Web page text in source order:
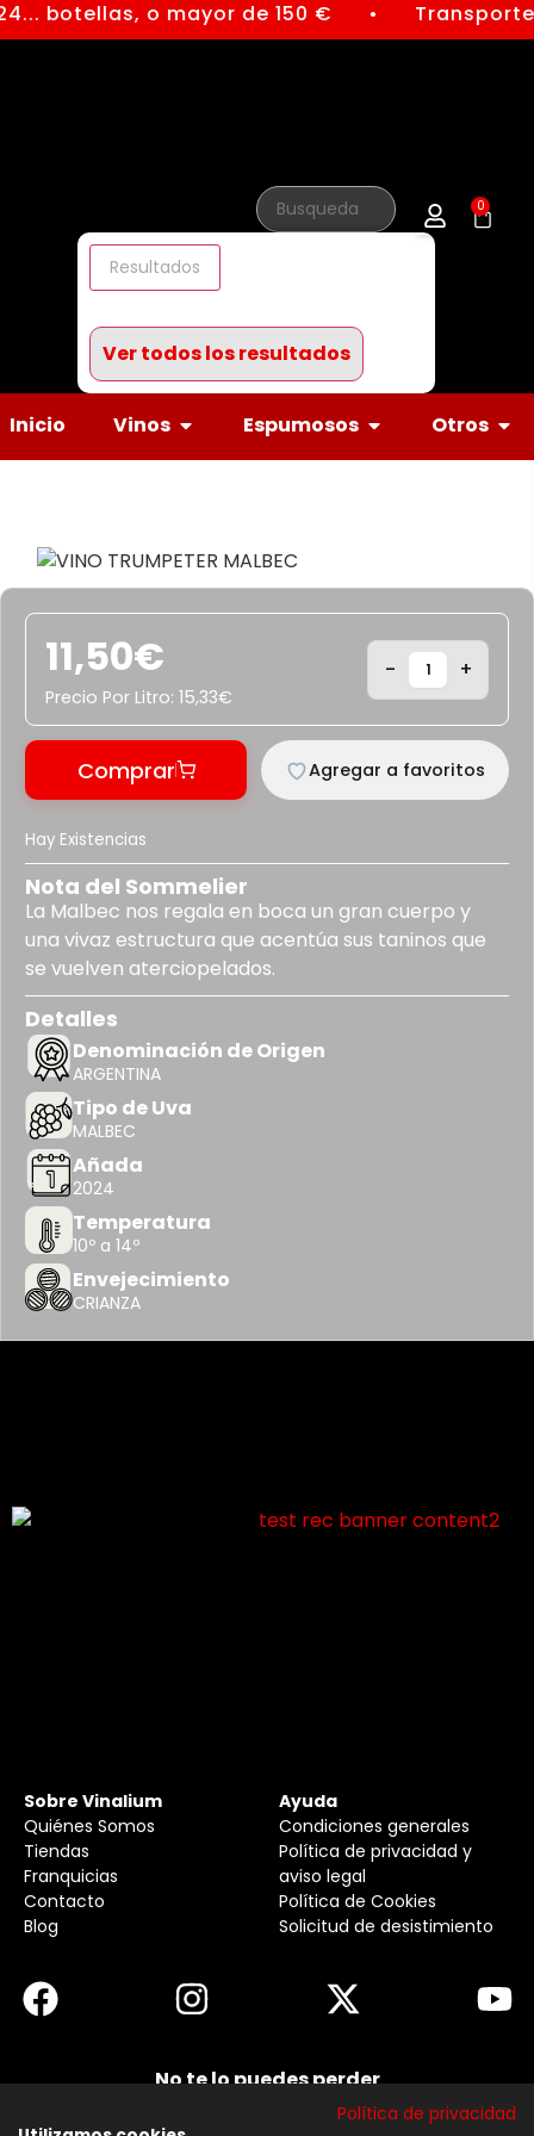
botellas, o mayor de 150 € ●
Resultados
Ver todos los resultados
0
Inicio Vinos Espumosos Otros
11,50€
Precio Por Litro: 15,33€
- +
Comprar Agregar a favoritos
Hay Existencias
Nota del Sommelier
La Malbec nos regala en boca un gran cuerpo y
una vivaz estructura que acentúa sus taninos que
se vuelven aterciopelados.
Detalles
Denominación de Origen
ARGENTINA
Tipo de Uva
MALBEC
Añada
2024
Temperatura
10º a 14º
Envejecimiento
CRIANZA
Sobre Vinalium
Quiénes Somos
Tiendas
Franquicias
Contacto
Blog
Ayuda
Condiciones generales
Política de privacidad y
aviso legal
Política de Cookies
Solicitud de desistimiento
No te lo puedes perder
ninguna de nuestras noticias, ofertas y
Política de privacidad